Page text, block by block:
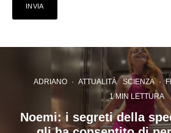
ADRIANO · ATTUALITÀ SCIENZA ·
1 MIN LETTURA
Noemi: i segreti della